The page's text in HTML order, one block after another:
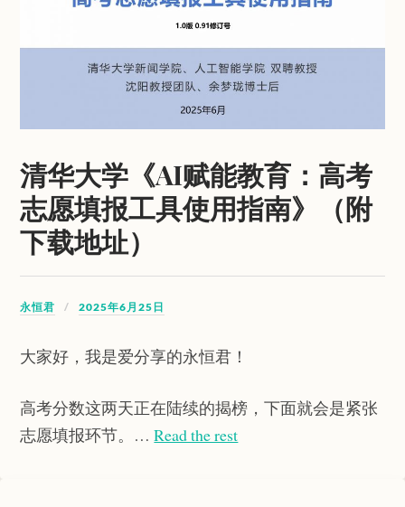
清华大学《AI赋能教育：高考
志愿填报工具使用指南》（附
下载地址）
永恒君 2025年6月25日
大家好，我是爱分享的永恒君！
高考分数这两天正在陆续的揭榜，下面就会是紧张
志愿填报环节。…Read the rest